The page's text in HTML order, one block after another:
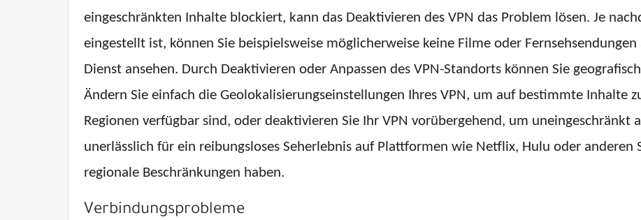
eingeschränkten Inhalte blockiert, kann das Deaktivieren des VPN das Problem lösen. Je
eingestellt ist, können Sie beispielsweise möglicherweise keine Filme oder
Dienst ansehen. Durch Deaktivieren oder Anpassen des VPN-Standorts können Sie
Ändern Sie einfach die Geolokalisierungseinstellungen Ihres VPN, um auf bestimmte Inhalte
Regionen verfügbar sind, oder deaktivieren Sie Ihr VPN vorübergehend, um uneingeschränkt
unerlässlich für ein reibungsloses Seherlebnis auf Plattformen wie Netflix, Hulu oder anderen
regionale Beschränkungen haben.
Verbindungsprobleme